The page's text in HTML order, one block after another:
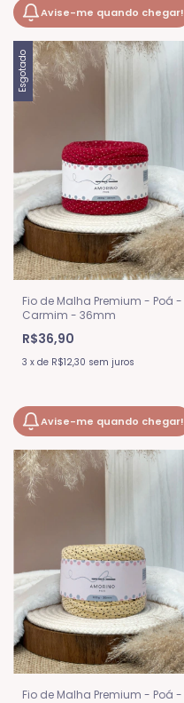
Avise-me quando chegar!
Esgotado
Fio de Malha Premium - Poá -
Carmim - 36mm
R$36,90
3 x de R$12,30 sem juros
Avise-me quando chegar!
Fio de Malha Premium - Poá -